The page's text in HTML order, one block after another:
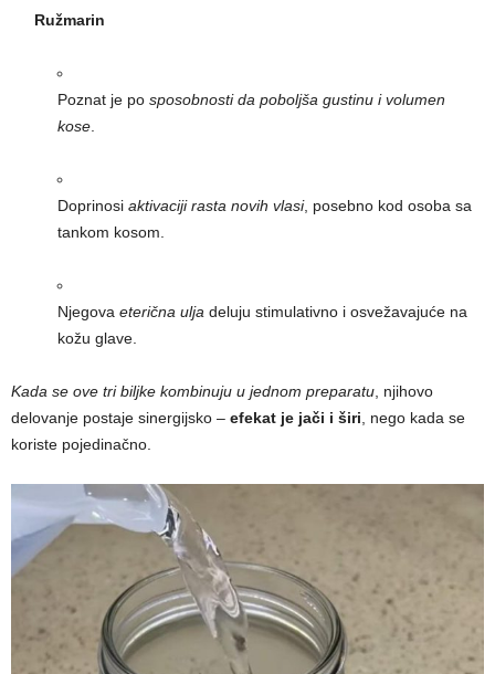
Ružmarin
Poznat je po sposobnosti da poboljša gustinu i volumen
kose.
Doprinosi aktivaciji rasta novih vlasi, posebno kod osoba sa
tankom kosom.
Njegova eterična ulja deluju stimulativno i osvežavajuće na
kožu glave.
Kada se ove tri biljke kombinuju u jednom preparatu, njihovo
delovanje postaje sinergijsko – efekat je jači i širi, nego kada se
koriste pojedinačno.